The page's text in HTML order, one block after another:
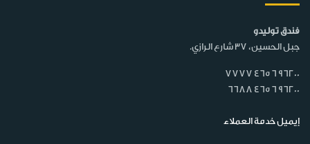
فندق توليدو
جبل الحسين، 37 شارع الرازي.
7777 465 6 96200
6688 465 6 96200
إيميل خدمة العملاء